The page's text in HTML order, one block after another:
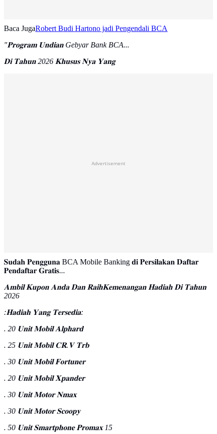
Baca JugaRobert Budi Hartono jadi Pengendali BCA
"𝐏𝐫𝐨𝐠𝐫𝐚𝐦 𝐔𝐧𝐝𝐢𝐚𝐧 Gebyar Bank BCA...
𝐃𝐢 𝐓𝐚𝐡𝐮𝐧 2026 𝐊𝐡𝐮𝐬𝐮𝐬 𝐍𝐲𝐚 𝐘𝐚𝐧𝐠
Advertisement
𝐒𝐮𝐝𝐚𝐡 𝐏𝐞𝐧𝐠𝐠𝐮𝐧𝐚 BCA Mobile Banking 𝐝𝐢 𝐏𝐞𝐫𝐬𝐢𝐥𝐚𝐤𝐚𝐧 𝐃𝐚𝐟𝐭𝐚𝐫
𝐏𝐞𝐧𝐝𝐚𝐟𝐭𝐚𝐫 𝐆𝐫𝐚𝐭𝐢𝐬...
𝐀𝐦𝐛𝐢𝐥 𝐊𝐮𝐩𝐨𝐧 𝐀𝐧𝐝𝐚 𝐃𝐚𝐧 𝐑𝐚𝐢𝐡𝐊𝐞𝐦𝐞𝐧𝐚𝐧𝐠𝐚𝐧 𝐇𝐚𝐝𝐢𝐚𝐡 𝐃𝐢 𝐓𝐚𝐡𝐮𝐧
2026
:𝐇𝐚𝐝𝐢𝐚𝐡 𝐘𝐚𝐧𝐠 𝐓𝐞𝐫𝐬𝐞𝐝𝐢𝐚:
. 20 𝐔𝐧𝐢𝐭 𝐌𝐨𝐛𝐢𝐥 𝐀𝐥𝐩𝐡𝐚𝐫𝐝
. 25 𝐔𝐧𝐢𝐭 𝐌𝐨𝐛𝐢𝐥 𝐂𝐑.𝐕 𝐓𝐫𝐛
. 30 𝐔𝐧𝐢𝐭 𝐌𝐨𝐛𝐢𝐥 𝐅𝐨𝐫𝐭𝐮𝐧𝐞𝐫
. 20 𝐔𝐧𝐢𝐭 𝐌𝐨𝐛𝐢𝐥 𝐗𝐩𝐚𝐧𝐝𝐞𝐫
. 30 𝐔𝐧𝐢𝐭 𝐌𝐨𝐭𝐨𝐫 𝐍𝐦𝐚𝐱
. 30 𝐔𝐧𝐢𝐭 𝐌𝐨𝐭𝐨𝐫 𝐒𝐜𝐨𝐨𝐩𝐲
. 50 𝐔𝐧𝐢𝐭 𝐒𝐦𝐚𝐫𝐭𝐩𝐡𝐨𝐧𝐞 𝐏𝐫𝐨𝐦𝐚𝐱 15